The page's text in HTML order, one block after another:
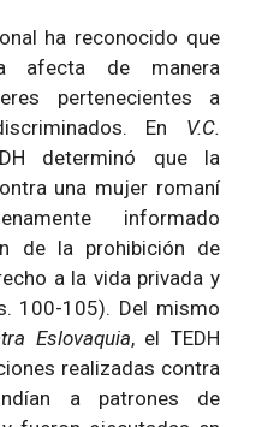
ha reconocido que
afecta de manera
pertenecientes a
En V.C.
determinó que la
una mujer romaní
informado
de la prohibición de
a la vida privada y
100-105). Del mismo
Eslovaquia, el TEDH
realizadas contra
a patrones de